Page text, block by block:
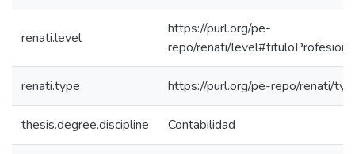
renati.level
https://purl.org/pe-
repo/renati/
renati.type https://purl.org/pe-repo/renati/
thesis.degree.discipline Contabilidad